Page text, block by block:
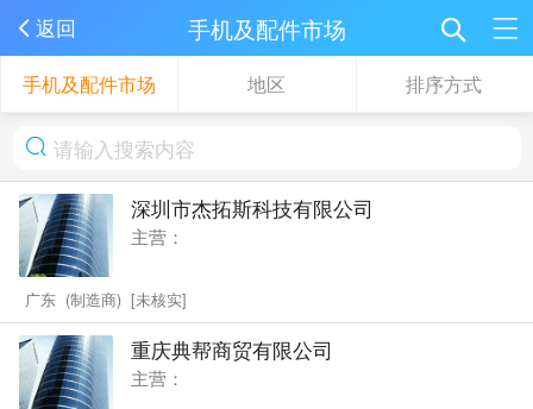
返回 手机及配件市场
手机及配件市场 地区 排序方式
深圳市杰拓斯科技有限公司
主营：
广东 (制造商) [未核实]
重庆典帮商贸有限公司
主营：